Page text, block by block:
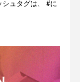
ュタグは、 #に